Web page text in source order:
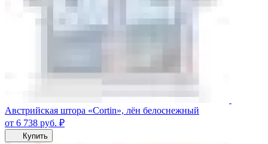
Австрийская штора «Cortin», лён белоснежный
от 6 738 руб. ₽
Купить